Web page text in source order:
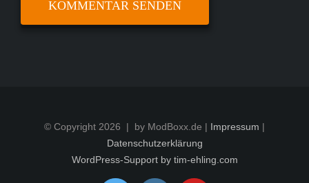
© Copyright 2026 | by ModBoxx.de | Impressum |
Datenschutzerklärung
WordPress-Support by tim-ehling.com